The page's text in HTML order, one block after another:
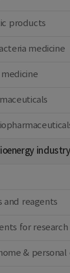
products
medicine
industry
and reagents
for research
& personal